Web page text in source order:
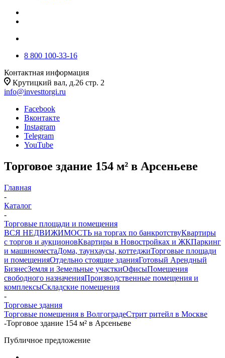
8 800 100-33-16
Контактная информация
Крутицкий вал, д.26 стр. 2
info@investtorgi.ru
Facebook
Вконтакте
Instagram
Telegram
YouTube
Торговое здание 154 м² в Арсеньеве
Главная
-
Каталог
-
Торговые площади и помещения
ВСЯ НЕДВИЖИМОСТЬ на торгах по банкротствуКвартиры
с торгов и аукционовКвартиры в Новостройках и ЖКПаркинг
и машиноместаДома, таунхаусы, коттеджиТорговые площади
и помещенияОтдельно стоящие зданияГотовый Арендный
БизнесЗемля и Земельные участкиОфисыПомещения
свободного назначенияПроизводственные помещения и
комплексыСкладские помещения
-
Торговые здания
Торговые помещения в ВолгоградеСтрит ритейл в Москве
-Торговое здание 154 м² в Арсеньеве
Публичное предложение